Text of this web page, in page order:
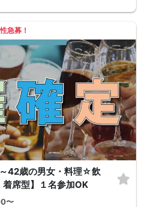
急募！
42歳の男女・料理☆飲
席型】１名参加OK
〜